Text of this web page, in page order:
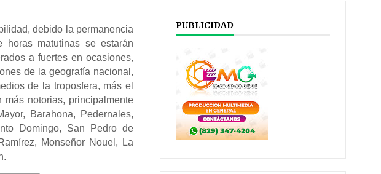
debido la permanencia
matutinas se estarán
a fuertes en ocasiones,
de la geografía nacional,
de la troposfera, más el
notorias, principalmente
Barahona, Pedernales,
Domingo, San Pedro de
Monseñor Nouel, La
PUBLICIDAD